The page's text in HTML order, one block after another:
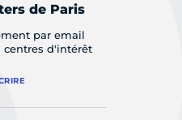
de Paris
par email
centres d'intérêt